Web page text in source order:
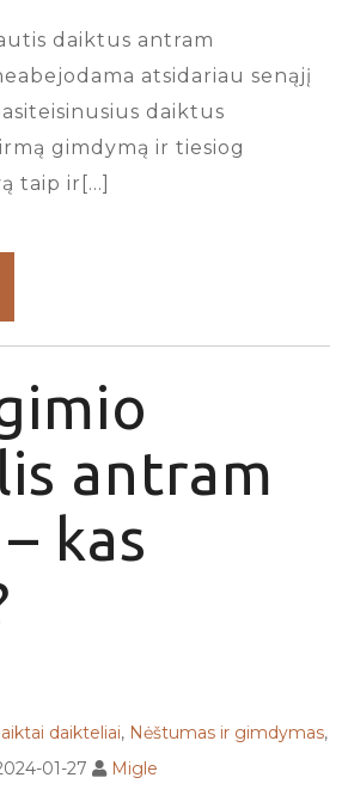
daiktus antram
atsidariau senąjį
daiktus
gimdymą ir tiesiog
taip ir[…]
antram
kas
daikteliai, Nėštumas ir gimdymas,
01-27 Migle